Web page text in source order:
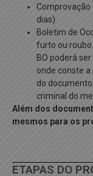
Comprovação
dias).
Boletim de
furto ou
BO poderá
onde conste
do
criminal do
Além dos
mesmos para os
ETAPAS DO